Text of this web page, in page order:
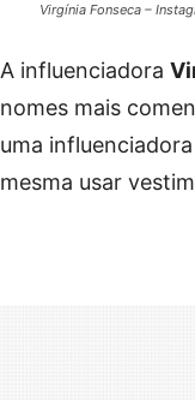
Virgínia Fonseca –
A influenciadora
nomes mais
uma
mesma usar